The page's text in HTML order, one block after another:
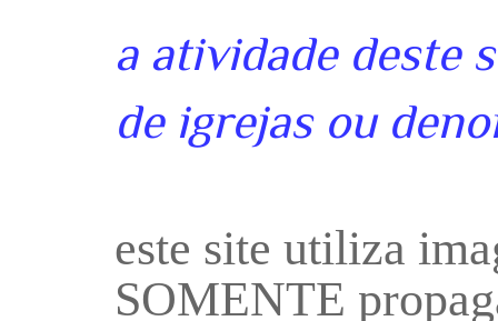
a atividade deste
de igrejas ou
este site utiliza
SOMENTE